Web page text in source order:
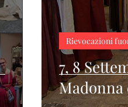
7, 8
Madonna
Rievocazioni